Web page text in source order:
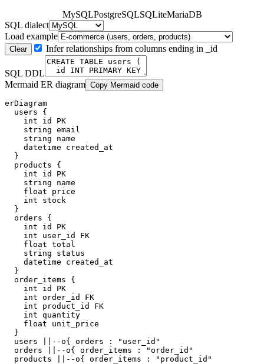
MySQLPostgreSQLSQLiteMariaDB
SQL dialect
Load example
Clear Infer relationships from columns ending in _id
SQL DDL
Mermaid ER diagram Copy Mermaid code
erDiagram
  users {
    int id PK
    string email
    string name
    datetime created_at
  }
  products {
    int id PK
    string name
    float price
    int stock
  }
  orders {
    int id PK
    int user_id FK
    float total
    string status
    datetime created_at
  }
  order_items {
    int id PK
    int order_id FK
    int product_id FK
    int quantity
    float unit_price
  }
  users ||--o{ orders : "user_id"
  orders ||--o{ order_items : "order_id"
  products ||--o{ order_items : "product_id"